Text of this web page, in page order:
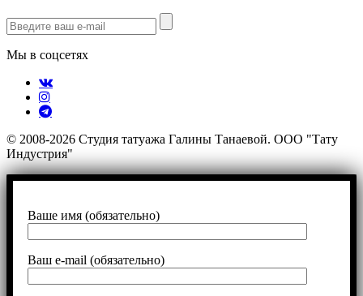
Мы в соцсетях
© 2008-2026 Студия татуажа Галины Танаевой. ООО "Тату
Индустрия"
Ваше имя (обязательно)
Ваш e-mail (обязательно)